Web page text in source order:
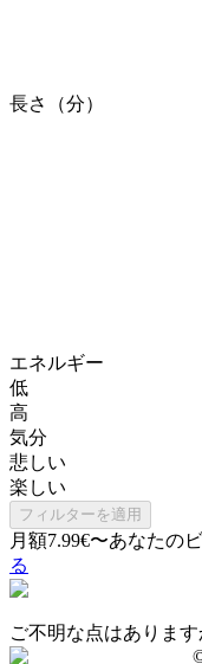
長さ（分）
エネルギー
低
高
気分
悲しい
楽しい
フィルターを適用
月額7.99€〜あなたの
る
ご不明な点はありま